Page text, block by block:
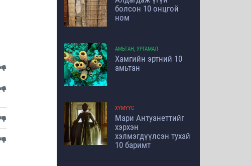
болсон 10 онцгой
ном
АМЬТАН, УРГАМАЛ
Хамгийн эртний 10
амьтан
ХҮМҮҮС
Мари Антуанеттийг
хэрхэн
хэлмэгдүүлсэн тухай
10 баримт